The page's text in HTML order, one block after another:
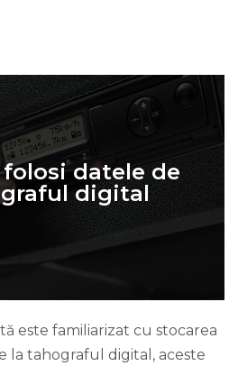
datele de
digital
este familiarizat cu stocarea
la tahograful digital, aceste